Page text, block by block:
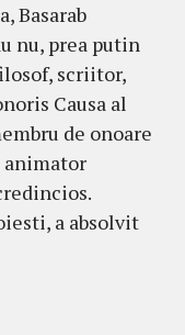
Basarab
nu, prea putin
scriitor,
Causa al
de onoare
animator
a absolvit